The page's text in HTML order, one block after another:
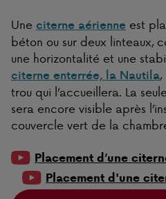
Une citerne aérienne est
béton ou sur deux linteaux,
une horizontalité et une
citerne enterrée, la Nautila
trou qui l’accueillera. La
sera encore visible après
couvercle vert de la
Placement d’une
Placement d'une